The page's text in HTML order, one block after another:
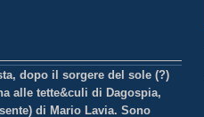
dopo il sorgere del sole (?)
alle tette&culi di Dagospia,
di Mario Lavia. Sono